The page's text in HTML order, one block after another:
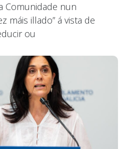
Comunidade nun
máis illado” á vista de
ou